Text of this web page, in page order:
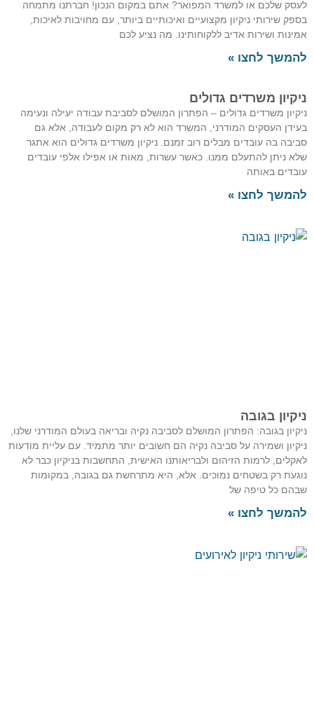
לעסק שלכם או למשרד המפואר? אתם במקום הנכון! חברתנו מתמחה
בספק שירותי ניקיון מקצועיים ואיכותיים ביותר, עם מחויבות לאיכות,
אמינות ושירות אדיב ללקוחותינו. מה נציע לכם
להמשך לחצו »
ניקיון משרדים גדולים
ניקיון משרדים גדולים – הפתרון המושלם לסביבת עבודה יעילה ונעימה
בעידן העסקים המודרני, המשרד הוא לא רק מקום לעבודה, אלא גם
סביבה בה עובדים מבלים רוב זמנם. ניקיון משרדים גדולים הוא אתגר
שלא ניתן להתעלם ממנו. כאשר עשרות, מאות או אפילו אלפי עובדים
עובדים באותה
להמשך לחצו »
ניקיון בגובה
ניקיון בגובה: הפתרון המושלם לסביבה נקיה ובריאה בעולם המודרני שלנו,
ניקיון ושמירה על סביבה נקיה הם חשובים יותר מתמיד. עם עליית מודעות
לאקלים, לרמות הזיהום ולבריאותנו האישית, התחשבות בניקיון כבר לא
נוגעת רק בשטחים נמוכים. אלא, היא מתרחשת גם בגובה, במקומות
שבהם כל טיפה של
להמשך לחצו »